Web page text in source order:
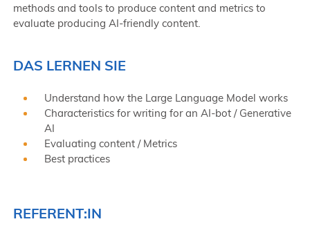
methods and tools to produce content and metrics to
evaluate producing AI-friendly content.
DAS LERNEN SIE
Understand how the Large Language Model works
Characteristics for writing for an AI-bot / Generative
AI
Evaluating content / Metrics
Best practices
REFERENT:IN